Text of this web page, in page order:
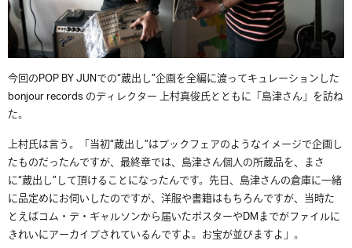
今回のPOP BY JUNでの“蔵出し”企画を全編に渡ってキュレーションした
bonjour records のディレクター 上村真俊氏とともに「島津さん」を訪ね
た。
上村氏は言う。「当初“蔵出し”はブックフェアのようなイメージで企画し
たものだったんですが、最終章では、島津さん個人の所蔵品を、まさ
に“蔵出し”して頂けることになったんです。先日、島津さんの倉庫に一緒
に品定めにお伺いしたのですが、洋服や書籍はもちろんですが、当時た
とえばコム・デ・ギャルソンから届いたポスターやDMまでがファイルに
きれいにアーカイブされているんですよ。お宝が並びますよ」。